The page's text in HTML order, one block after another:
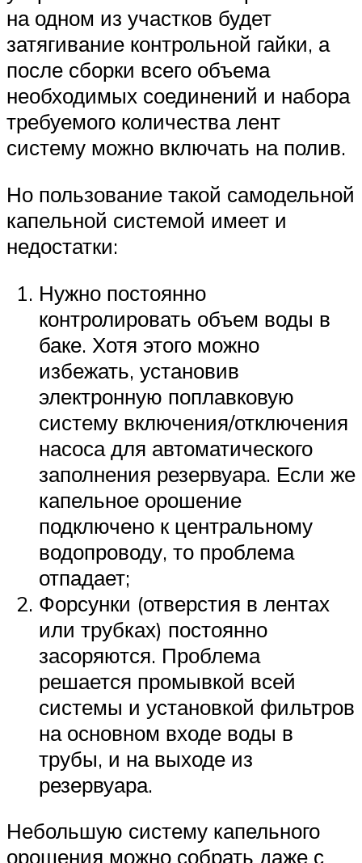
на одном из участков будет
затягивание контрольной гайки, а
после сборки всего объема
необходимых соединений и набора
требуемого количества лент
систему можно включать на полив.
Но пользование такой самодельной
капельной системой имеет и
недостатки:
Нужно постоянно
контролировать объем воды в
баке. Хотя этого можно
избежать, установив
электронную поплавковую
систему включения/отключения
насоса для автоматического
заполнения резервуара. Если же
капельное орошение
подключено к центральному
водопроводу, то проблема
отпадает;
Форсунки (отверстия в лентах
или трубках) постоянно
засоряются. Проблема
решается промывкой всей
системы и установкой фильтров
на основном входе воды в
трубы, и на выходе из
резервуара.
Небольшую систему капельного
орошения можно собрать даже с